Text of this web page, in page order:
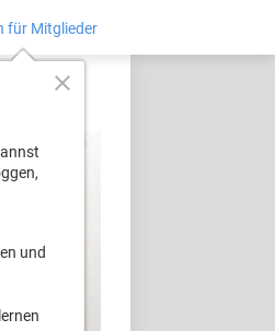
für Mitglieder
close
und